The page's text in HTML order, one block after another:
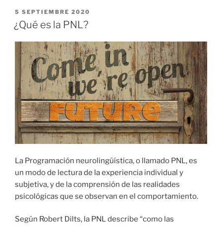
PUBLICADO
EL
5 SEPTIEMBRE 2020
¿Qué es la PNL?
La Programación neurolingüística, o llamado PNL, es
un modo de lectura de la experiencia individual y
subjetiva, y de la comprensión de las realidades
psicológicas que se observan en el comportamiento.
Según Robert Dilts, la PNL describe “como las